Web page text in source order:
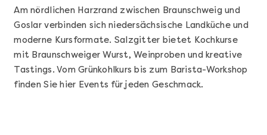
Am nördlichen Harzrand zwischen Braunschweig und
Goslar verbinden sich niedersächsische Landküche und
moderne Kursformate. Salzgitter bietet Kochkurse
mit Braunschweiger Wurst, Weinproben und kreative
Tastings. Vom Grünkohlkurs bis zum Barista-Workshop
finden Sie hier Events für jeden Geschmack.